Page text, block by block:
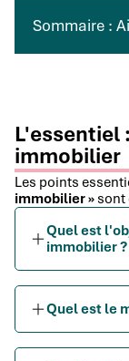
Sommaire :
L'essentiel
immobilier
Les points
immobilier » sont
Quel est
immobilier ?
Quel est le